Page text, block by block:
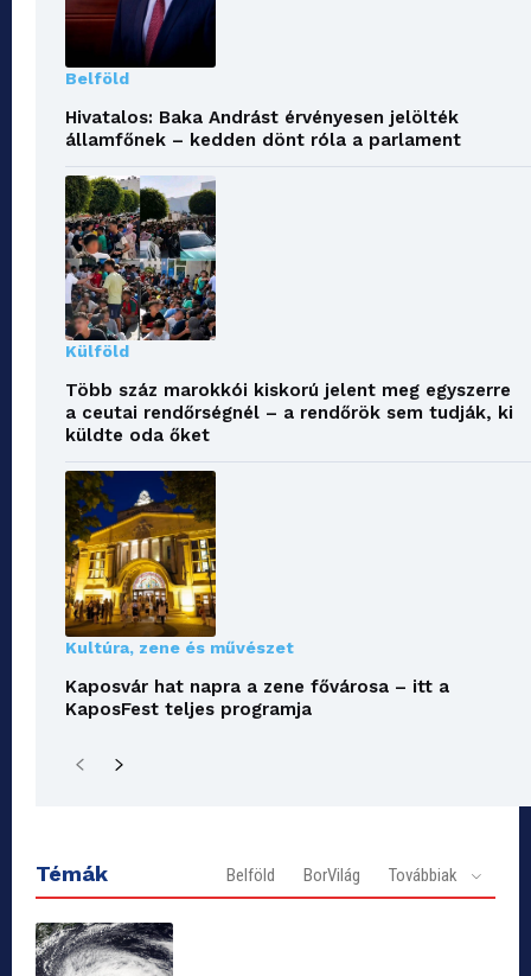
Belföld
Hivatalos: Baka Andrást érvényesen jelölték
államfőnek – kedden dönt róla a parlament
Külföld
Több száz marokkói kiskorú jelent meg egyszerre
a ceutai rendőrségnél – a rendőrök sem tudják, ki
küldte oda őket
Kultúra, zene és művészet
Kaposvár hat napra a zene fővárosa – itt a
KaposFest teljes programja
Témák Belföld BorVilág Továbbiak